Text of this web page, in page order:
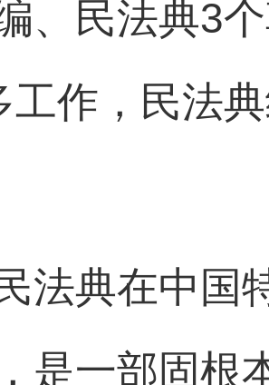
、民法典3
工作，民法
典在中国特
是一部固根